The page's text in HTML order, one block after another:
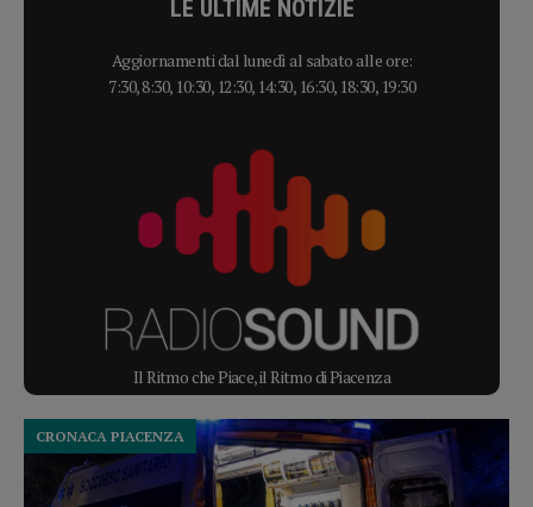
LE ULTIME NOTIZIE
Aggiornamenti dal lunedì al sabato alle ore:
7:30, 8:30, 10:30, 12:30, 14:30, 16:30, 18:30, 19:30
Il Ritmo che Piace, il Ritmo di Piacenza
CRONACA PIACENZA